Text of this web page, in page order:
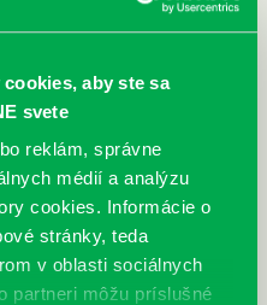
aby ste sa
svete
reklám, správne
médií a analýzu
cookies. Informácie o
stránky, teda
v oblasti sociálnych
partneri môžu príslušné